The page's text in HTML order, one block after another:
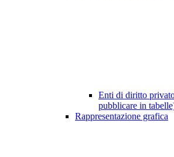
Enti di diritto
pubblicare in
Rappresentazione grafica